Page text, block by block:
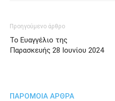
Προηγούμενο άρθρο
Το Ευαγγέλιο της
Παρασκευής 28 Ιουνίου 2024
ΠΑΡΟΜΟΙΑ ΑΡΘΡΑ